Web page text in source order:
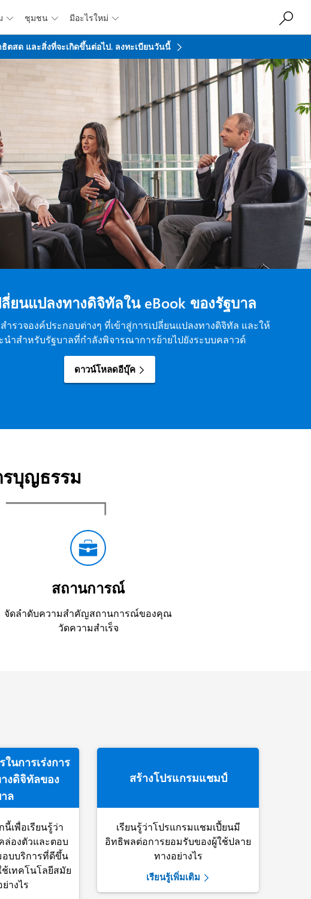
 ชุมชน  มีอะไรใหม่ 
ตสด และสิ่งที่จะเกิดขึ้นต่อไป. ลงทะเบียนวันนี้
ลี่ยนแปลงทางดิจิทัลใน eBook ของรัฐบาล
ำรวจองค์ประกอบต่างๆ ที่เข้าสู่การเปลี่ยนแปลงทางดิจิทัล และให้
นำสำหรับรัฐบาลที่กำลังพิจารณาการย้ายไปยังระบบคลาวด์
ดาวน์โหลดอีบุ๊ค
รบุญธรรม
สถานการณ์
จัดลำดับความสำคัญสถานการณ์ของคุณ
วัดความสำเร็จ
นการเร่งการ
งดิจิทัลของ
ล
เพื่อเรียนรู้ว่า
ล่องตัวและตอบ
บบริการที่ดีขึ้น
เทคโนโลยีสมัย
างไร
สร้างโปรแกรมแชมป์
เรียนรู้ว่าโปรแกรมแชมเปี้ยนมี
อิทธิพลต่อการยอมรับของผู้ใช้ปลาย
ทางอย่างไร
เรียนรู้เพิ่มเติม